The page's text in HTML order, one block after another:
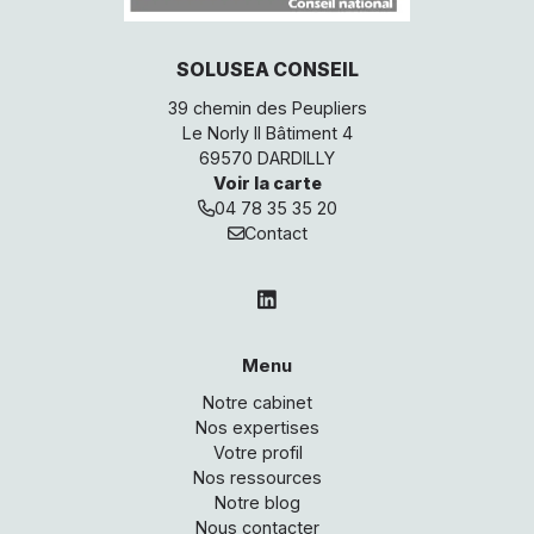
linkedin
SOLUSEA CONSEIL
39 chemin des Peupliers
Le Norly II Bâtiment 4
69570 DARDILLY
Voir la carte
04 78 35 35 20
Contact
Menu
Notre cabinet
Nos expertises
Votre profil
Nos ressources
Notre blog
Nous contacter